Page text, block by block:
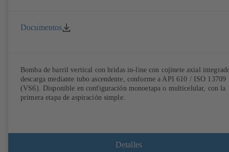
Documentos
Bomba de barril vertical con bridas in-line con cojinete axial
descarga mediante tubo ascendente, conforme a API 610 / ISO 13709
(VS6). Disponible en configuración monoetapa o multicelular, con la
primera etapa de aspiración simple.
Detalles